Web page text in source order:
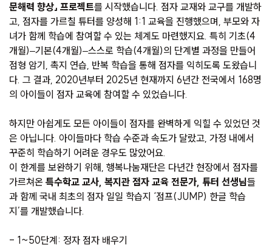
문해력 향상」 프로젝트를 시작했습니다. 점자 교재와 교구를 개발하
고, 점자를 가르칠 튜터를 양성해 1:1 교육을 진행했으며, 부모와 자
녀가 함께 학습에 참여할 수 있는 체계도 마련했지요. 특히 기초(4
개월)–기본(4개월)–스스로 학습(4개월)의 단계별 과정을 만들어
점형 암기, 촉지 연습, 반복 학습을 통해 점자를 익히도록 도왔습니
다. 그 결과, 2020년부터 2025년 현재까지 6년간 전국에서 168명
의 아이들이 점자 교육에 참여할 수 있었습니다.
하지만 아쉽게도 모든 아이들이 점자를 완벽하게 익힐 수 있었던 것
은 아닙니다. 아이들마다 학습 수준과 속도가 달랐고, 가정 내에서
꾸준히 학습하기 어려운 경우도 많았어요.
이 한계를 보완하기 위해, 행복나눔재단은 다년간 현장에서 점자를
가르쳐온 특수학교 교사, 복지관 점자 교육 전문가, 튜터 선생님들
과 함께 국내 최초의 점자 일일 학습지 ‘점프(JUMP) 한글 학습
지’를 개발했습니다.
- 1~50단계: 정자 점자 배우기